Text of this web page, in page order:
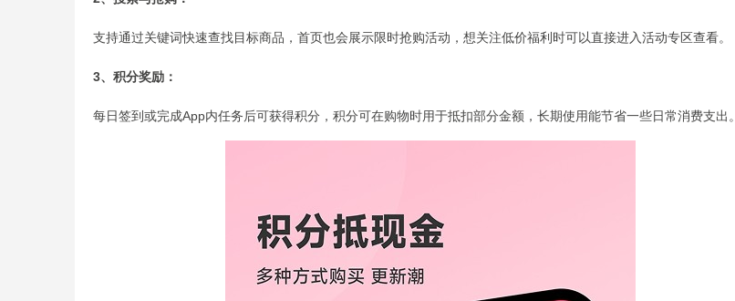
支持通过关键词快速查找目标商品，首页也会展示限时抢购活动，想关注低价福利时可以直接进入活动专区查看。
3、积分奖励：
每日签到或完成App内任务后可获得积分，积分可在购物时用于抵扣部分金额，长期使用能节省一些日常消费支出。